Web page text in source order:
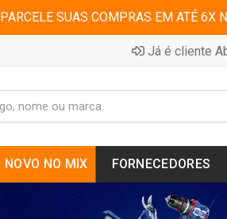
PARCELE SUAS COMPRAS EM ATÉ 6X
Já é cliente
NOVO NO MIX FORNECEDORES